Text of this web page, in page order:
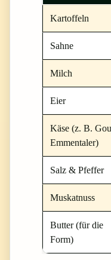
Kartoffeln
Sahne
Milch
Eier
Käse (z. B.
Emmentaler)
Salz & Pfeffer
Muskatnuss
Butter (für die
Form)